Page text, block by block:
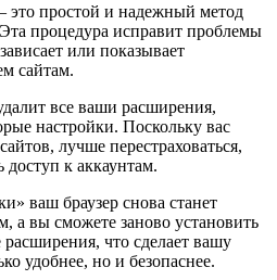
это простой и надежный метод
процедура исправит проблемы
или показывает
сайтам.
все ваши расширения,
настройки. Поскольку вас
лучше перестраховаться,
доступ к аккаунтам.
ваш браузер снова станет
вы сможете заново установить
что сделает вашу
удобнее, но и безопаснее.